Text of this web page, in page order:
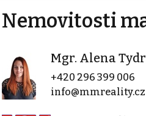
Nemovitosti
Mgr. Alena
+420 296 399 006
info@mmreality.cz